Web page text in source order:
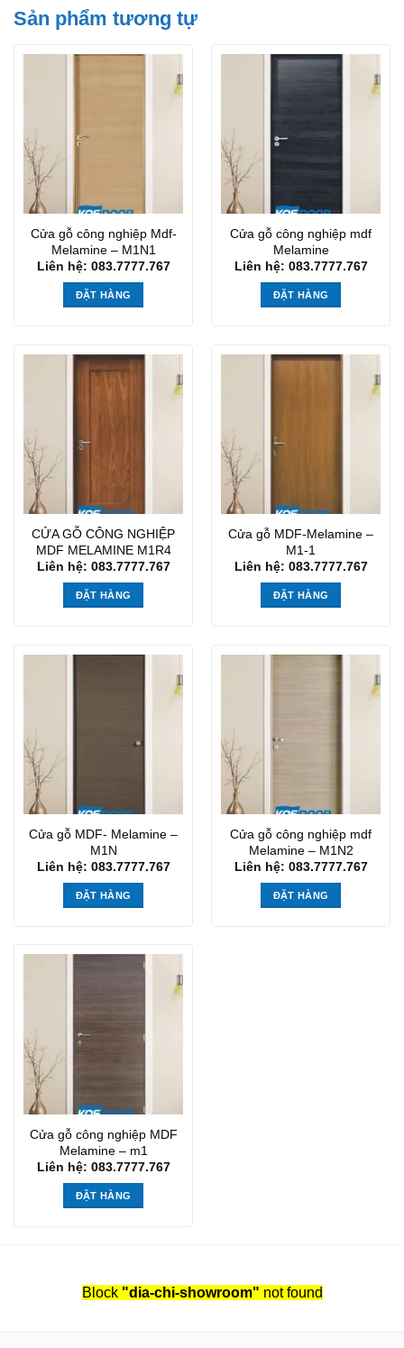
Sản phẩm tương tự
Cửa gỗ công nghiệp Mdf-
Melamine – M1N1
Liên hệ: 083.7777.767
ĐẶT HÀNG
Cửa gỗ công nghiệp mdf
Melamine
Liên hệ: 083.7777.767
ĐẶT HÀNG
CỬA GỖ CÔNG NGHIỆP
MDF MELAMINE M1R4
Liên hệ: 083.7777.767
ĐẶT HÀNG
Cửa gỗ MDF-Melamine –
M1-1
Liên hệ: 083.7777.767
ĐẶT HÀNG
Cửa gỗ MDF- Melamine –
M1N
Liên hệ: 083.7777.767
ĐẶT HÀNG
Cửa gỗ công nghiệp mdf
Melamine – M1N2
Liên hệ: 083.7777.767
ĐẶT HÀNG
Cửa gỗ công nghiệp MDF
Melamine – m1
Liên hệ: 083.7777.767
ĐẶT HÀNG
Block "dia-chi-showroom" not found